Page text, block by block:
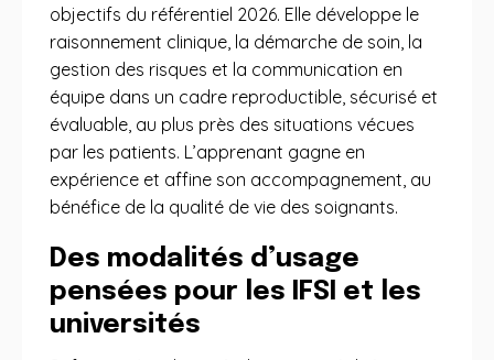
objectifs du référentiel 2026. Elle développe le
raisonnement clinique, la démarche de soin, la
gestion des risques et la communication en
équipe dans un cadre reproductible, sécurisé et
évaluable, au plus près des situations vécues
par les patients. L’apprenant gagne en
expérience et affine son accompagnement, au
bénéfice de la qualité de vie des soignants.
Des modalités d’usage
pensées pour les IFSI et les
universités